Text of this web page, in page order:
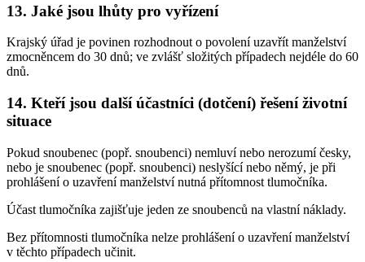
13. Jaké jsou lhůty pro vyřízení
Krajský úřad je povinen rozhodnout o povolení uzavřít manželství
zmocněncem do 30 dnů; ve zvlášť složitých případech nejdéle do 60
dnů.
14. Kteří jsou další účastníci (dotčení) řešení životní
situace
Pokud snoubenec (popř. snoubenci) nemluví nebo nerozumí česky,
nebo je snoubenec (popř. snoubenci) neslyšící nebo němý, je při
prohlášení o uzavření manželství nutná přítomnost tlumočníka.
Účast tlumočníka zajišťuje jeden ze snoubenců na vlastní náklady.
Bez přítomnosti tlumočníka nelze prohlášení o uzavření manželství
v těchto případech učinit.